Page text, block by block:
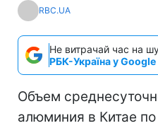
RBC.UA
Не витрачай час на
РБК-Україна у Google
Объем
алюминия в Китае